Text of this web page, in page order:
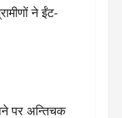
ने ईंट-
पर अन्तिचक